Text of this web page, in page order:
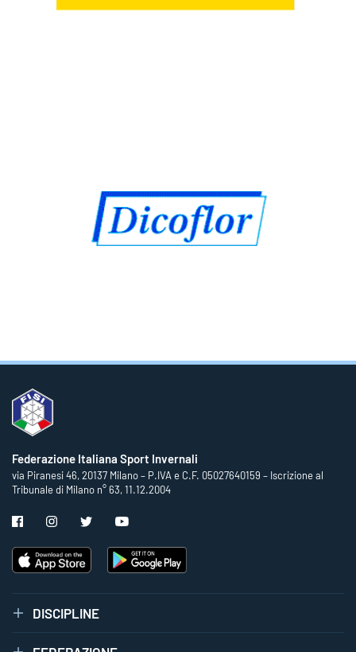
Federazione Italiana Sport Invernali
via Piranesi 46, 20137 Milano – P.IVA e C.F. 05027640159 – Iscrizione al
Tribunale di Milano n° 63, 11.12.2004
DISCIPLINE